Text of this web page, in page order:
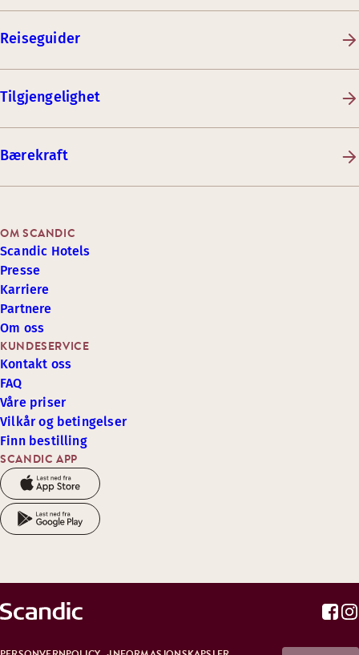
Reiseguider
Tilgjengelighet
Bærekraft
SCANDIC APP
KUNDESERVICE
Kontakt oss
FAQ
Våre priser
Vilkår og betingelser
Finn bestilling
OM SCANDIC
Scandic Hotels
Presse
Karriere
Partnere
Om oss